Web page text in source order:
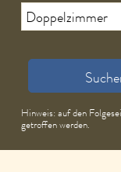
Hinweis: auf den
getroffen werden.